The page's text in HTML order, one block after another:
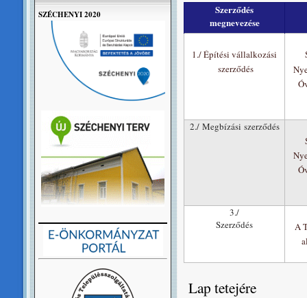
Szerződés
megnevezése
1./ Építési vállalkozási
szerződés
2./ Megbízási szerződés
3./
Szerződés
A
Lap tetejére
SZÉCHENYI 2020